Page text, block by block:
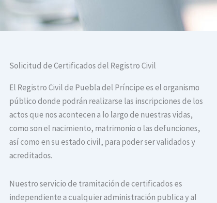
Solicitud de Certificados del Registro Civil
El Registro Civil de Puebla del Príncipe es el organismo
público donde podrán realizarse las inscripciones de los
actos que nos acontecen a lo largo de nuestras vidas,
como son el nacimiento, matrimonio o las defunciones,
así como en su estado civil, para poder ser validados y
acreditados.
Nuestro servicio de tramitación de certificados es
independiente a cualquier administración publica y al